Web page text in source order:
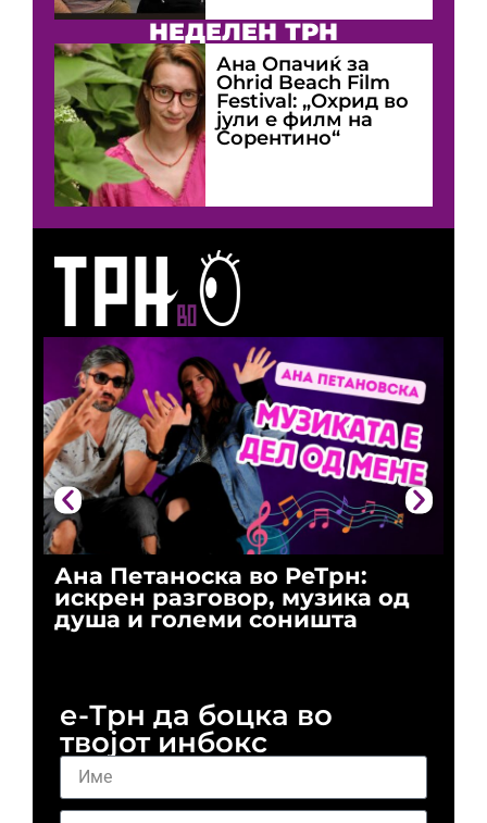
Ана Петаноска во РеТрн:
искрен разговор, музика од
душа и големи соништа
НЕДЕЛЕН ТРН
Ана Опачиќ за
Оhrid Beach Film
Festival: „Охрид во
јули е филм на
Сорентино“
е-Трн да боцка во
твојот инбокс